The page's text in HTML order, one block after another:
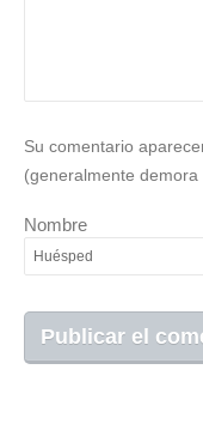
Su comentario
(generalmente demora
Nombre